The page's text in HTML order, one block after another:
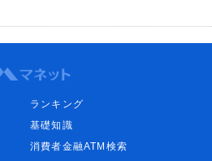
ランキング
基礎知識
消費者金融ATM検索